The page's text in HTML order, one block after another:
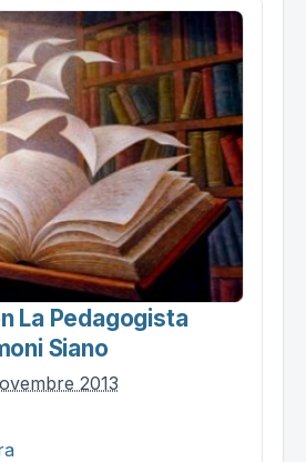
La Pedagogista
Siano
2013